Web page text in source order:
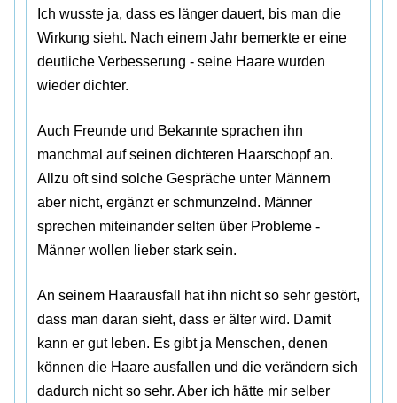
Ich wusste ja, dass es länger dauert, bis man die
Wirkung sieht. Nach einem Jahr bemerkte er eine
deutliche Verbesserung - seine Haare wurden
wieder dichter.
Auch Freunde und Bekannte sprachen ihn
manchmal auf seinen dichteren Haarschopf an.
Allzu oft sind solche Gespräche unter Männern
aber nicht, ergänzt er schmunzelnd. Männer
sprechen miteinander selten über Probleme -
Männer wollen lieber stark sein.
An seinem Haarausfall hat ihn nicht so sehr gestört,
dass man daran sieht, dass er älter wird. Damit
kann er gut leben. Es gibt ja Menschen, denen
können die Haare ausfallen und die verändern sich
dadurch nicht so sehr. Aber ich hätte mir selber